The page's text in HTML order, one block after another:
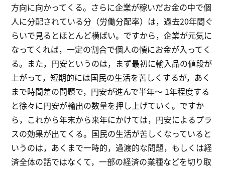
方向に向かってくる。さらに企業が稼いだお金の中で個
人に分配されている分（労働分配率）は，過去20年間ぐ
らいで見るとほとんど横ばい。ですから，企業が元気に
なってくれば，一定の割合で個人の懐にお金が入ってく
る。また，円安というのは，まず最初に輸入品の値段が
上がって，短期的には国民の生活を苦しくするが，あく
まで時間差の問題で，円安が進んで半年～ 1年程度する
と徐々に円安が輸出の数量を押し上げていく。ですか
ら，これから年末から来年にかけては，円安によるプラ
スの効果が出てくる。国民の生活が苦しくなっていると
いうのは，あくまで一時的，過渡的な問題，もしくは経
済全体の話ではなくて，一部の経済の業種などを切り取